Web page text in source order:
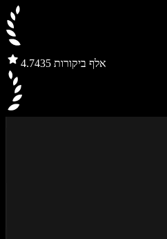
4.7 435 אלף ביקורות